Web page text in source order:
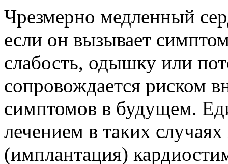
Чрезмерно медленный
если он вызывает
слабость, одышку или
сопровождается риском
симптомов в будущем.
лечением в таких случаях
(имплантация)